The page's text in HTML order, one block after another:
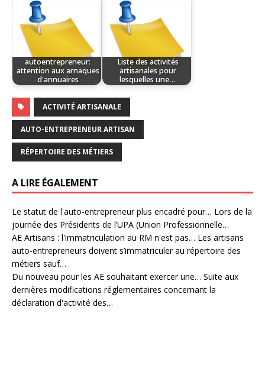
autoentrepreneur:
attention aux arnaques
d'annuaires
Liste des activités
artisanales pour
lesquelles une…
ACTIVITÉ ARTISANALE
AUTO-ENTREPRENEUR ARTISAN
RÉPERTOIRE DES MÉTIERS
A LIRE ÉGALEMENT
Le statut de l'auto-entrepreneur plus encadré pour… Lors de la
journée des Présidents de l’UPA (Union Professionnelle…
AE Artisans : l'immatriculation au RM n'est pas… Les artisans
auto-entrepreneurs doivent s’immatriculer au répertoire des
métiers sauf…
Du nouveau pour les AE souhaitant exercer une… Suite aux
dernières modifications réglementaires concernant la
déclaration d'activité des…